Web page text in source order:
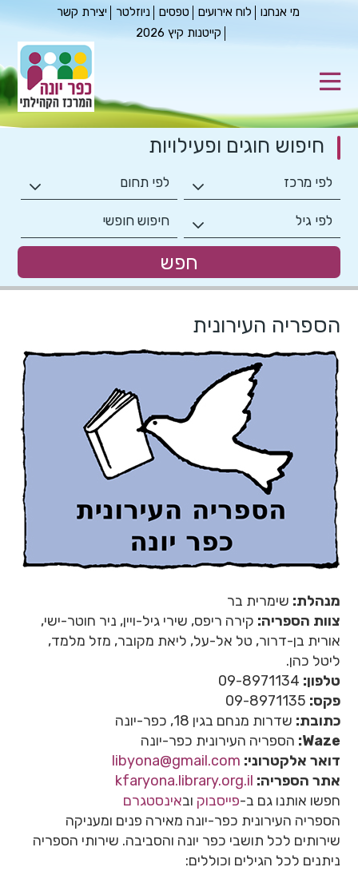
מי אנחנו לוח אירועים טפסים ניוזלטר
יצירת קשר
קייטנות קיץ 2026
חיפוש חוגים ופעילויות
הספריה העירונית
מנהלת: שימרית בר
צוות הספריה: קירה ריפס, שירי גיל-ויין, ניר חוטר-ישי,
אורית בן-דרור, טל אל-על, ליאת מקובר, מזל מלמד,
ליטל כהן.
טלפון: 09-8971134
פקס: 09-8971135
כתובת: שדרות מנחם בגין 18, כפר-יונה
Waze: הספריה העירונית כפר-יונה
דואר אלקטרוני: libyona@gmail.com
אתר הספריה: kfaryona.library.org.il
חפשו אותנו גם ב-פייסבוק ובאינסטגרם
הספריה העירונית כפר-יונה מאירה פנים ומעניקה
שירותים לכל תושבי כפר יונה והסביבה. שירותי הספריה
ניתנים לכל הגילים וכוללים: